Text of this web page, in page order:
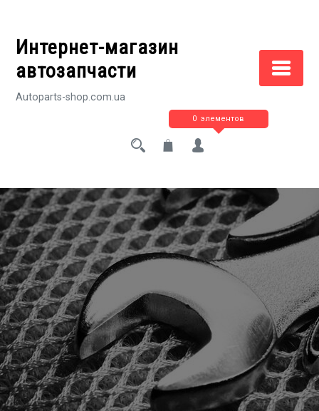
содержимому
Интернет-магазин
автозапчасти
Autoparts-shop.com.ua
0 элементов